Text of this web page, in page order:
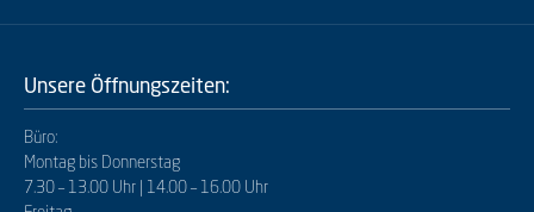
Unsere Öffnungszeiten:
Büro:
Montag bis Donnerstag
7.30 – 13.00 Uhr | 14.00 – 16.00 Uhr